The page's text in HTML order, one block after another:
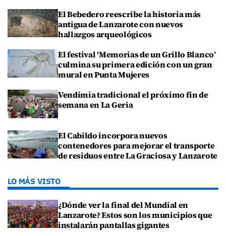
El Bebedero reescribe la historia más
antigua de Lanzarote con nuevos
hallazgos arqueológicos
El festival ‘Memorias de un Grillo Blanco’
culmina su primera edición con un gran
mural en Punta Mujeres
Vendimia tradicional el próximo fin de
semana en La Geria
El Cabildo incorpora nuevos
contenedores para mejorar el transporte
de residuos entre La Graciosa y Lanzarote
LO MÁS VISTO
¿Dónde ver la final del Mundial en
Lanzarote? Estos son los municipios que
instalarán pantallas gigantes